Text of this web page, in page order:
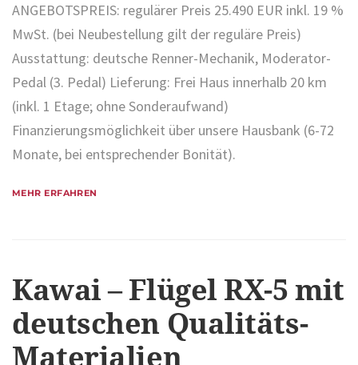
ANGEBOTSPREIS: regulärer Preis 25.490 EUR inkl. 19 %
MwSt. (bei Neubestellung gilt der reguläre Preis)
Ausstattung: deutsche Renner-Mechanik, Moderator-
Pedal (3. Pedal) Lieferung: Frei Haus innerhalb 20 km
(inkl. 1 Etage; ohne Sonderaufwand)
Finanzierungsmöglichkeit über unsere Hausbank (6-72
Monate, bei entsprechender Bonität).
MEHR ERFAHREN
Kawai – Flügel RX-5 mit
deutschen Qualitäts-
Materialien